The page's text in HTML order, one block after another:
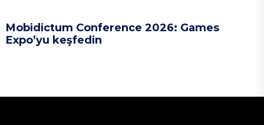
Mobidictum Conference 2026: Games
Expo’yu keşfedin